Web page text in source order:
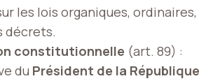
les lois organiques, ordinaires,
décrets.
constitutionnelle (art. 89) :
du Président de la République